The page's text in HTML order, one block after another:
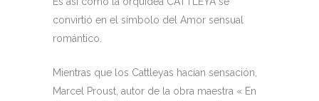
convirtió en el símbolo del Amor sensual
romántico.
Mientras que los Cattleyas hacían sensación,
Marcel Proust, autor de la obra maestra « En